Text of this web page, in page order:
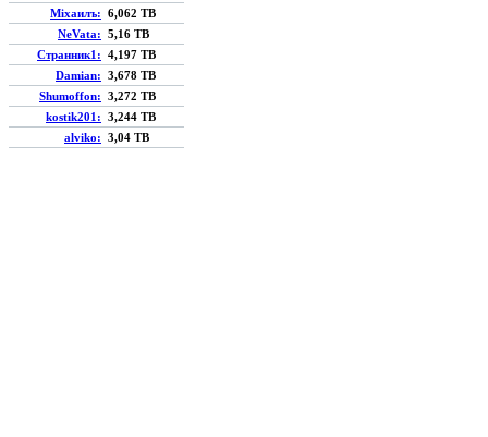
Мiхаилъ: 6,062 TB
NeVata: 5,16 TB
Странник1: 4,197 TB
Damian: 3,678 TB
Shumoffon: 3,272 TB
kostik201: 3,244 TB
alviko: 3,04 TB